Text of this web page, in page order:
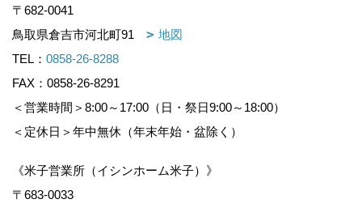
〒682-0041
鳥取県倉吉市河北町91
地図
TEL： 0858-26-8288
FAX：0858-26-8291
＜営業時間＞8:00～17:00（日・祭日9:00～18:00）
＜定休日＞年中無休（年末年始・盆除く）
《米子営業所（イシンホーム米子）》
〒683-0033